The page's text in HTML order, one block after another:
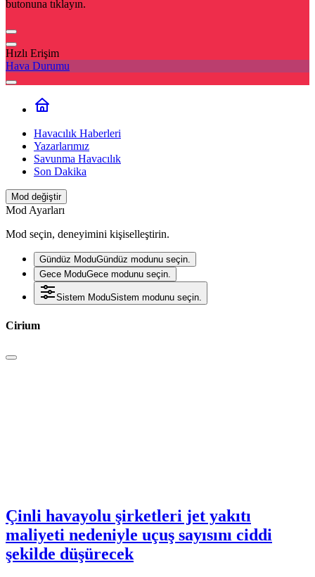
butonuna tıklayın.
Hızlı Erişim
Hava Durumu
Havacılık Haberleri
Yazarlarımız
Savunma Havacılık
Son Dakika
Mod değiştir
Mod Ayarları
Mod seçin, deneyimini kişiselleştirin.
Gündüz ModuGündüz modunu seçin.
Gece ModuGece modunu seçin.
Sistem ModuSistem modunu seçin.
Cirium
Çinli havayolu şirketleri jet yakıtı
maliyeti nedeniyle uçuş sayısını ciddi
şekilde düşürecek